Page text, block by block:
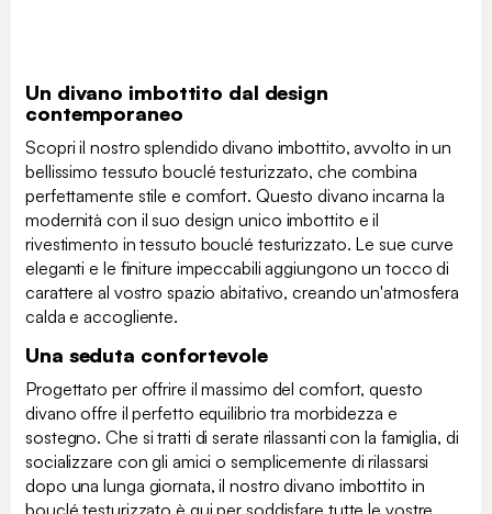
Un divano imbottito dal design
contemporaneo
Scopri il nostro splendido divano imbottito, avvolto in un
bellissimo tessuto bouclé testurizzato, che combina
perfettamente stile e comfort. Questo divano incarna la
modernità con il suo design unico imbottito e il
rivestimento in tessuto bouclé testurizzato. Le sue curve
eleganti e le finiture impeccabili aggiungono un tocco di
carattere al vostro spazio abitativo, creando un'atmosfera
calda e accogliente.
Una seduta confortevole
Progettato per offrire il massimo del comfort, questo
divano offre il perfetto equilibrio tra morbidezza e
sostegno. Che si tratti di serate rilassanti con la famiglia, di
socializzare con gli amici o semplicemente di rilassarsi
dopo una lunga giornata, il nostro divano imbottito in